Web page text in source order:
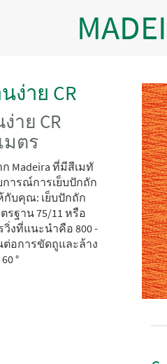
ง่าย CR
าย CR
มตร
Madeira ที่มีสีเมทั
ารณ์การเย็บปักถัก
บคุณ: เย็บปักถัก
รฐาน 75/11 หรือ
วิ่งที่แนะนำคือ 800 -
ต่อการขัดถูและล้าง
°